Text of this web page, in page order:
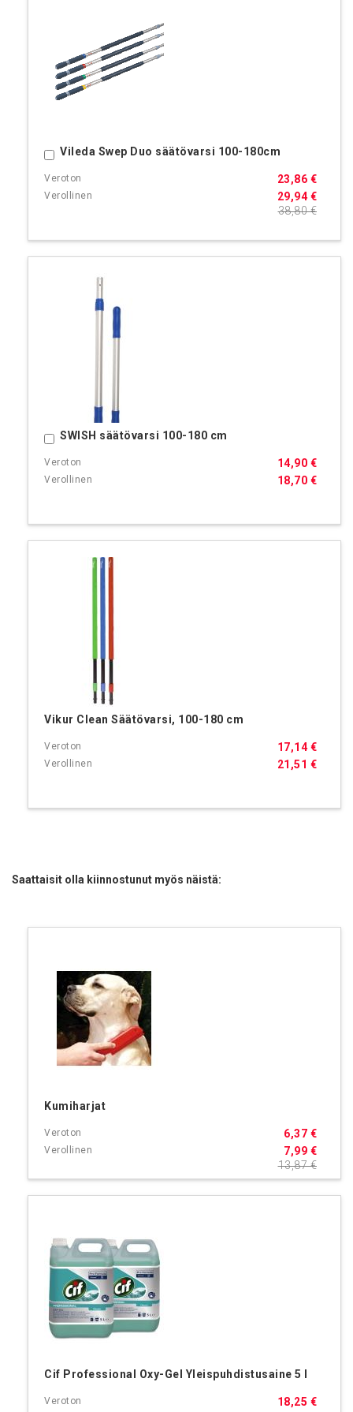
Vileda Swep Duo säätövarsi 100-180cm
29,94 €
23,86 €
38,80 €
Ostoskoriin
SWISH säätövarsi 100-180 cm
18,70 €
14,90 €
Ostoskoriin
Vikur Clean Säätövarsi, 100-180 cm
21,51 €
17,14 €
Saattaisit olla kiinnostunut myös näistä:
Kumiharjat
7,99 €
6,37 €
13,87 €
Cif Professional Oxy-Gel Yleispuhdistusaine 5 l
18,25 €